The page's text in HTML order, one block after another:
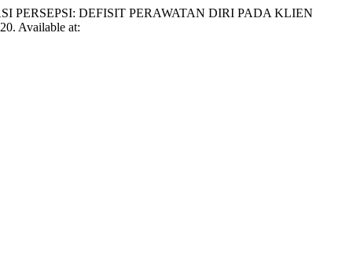
PERSEPSI: DEFISIT PERAWATAN DIRI PADA KLIEN
Available at: